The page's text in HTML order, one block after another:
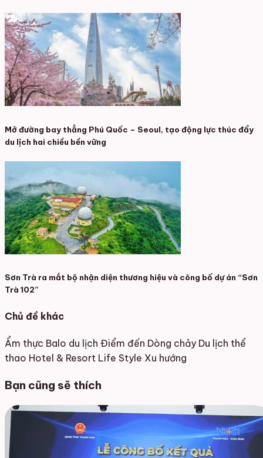
Mở đường bay thẳng Phú Quốc – Seoul, tạo động lực thúc đẩy
du lịch hai chiều bền vững
Sơn Trà ra mắt bộ nhận diện thương hiệu và công bố dự án “Sơn
Trà 102”
Chủ đề khác
Ẩm thực Balo du lịch Điểm đến Dòng chảy Du lịch thể
thao Hotel & Resort Life Style Xu hướng
Bạn cũng sẽ thích